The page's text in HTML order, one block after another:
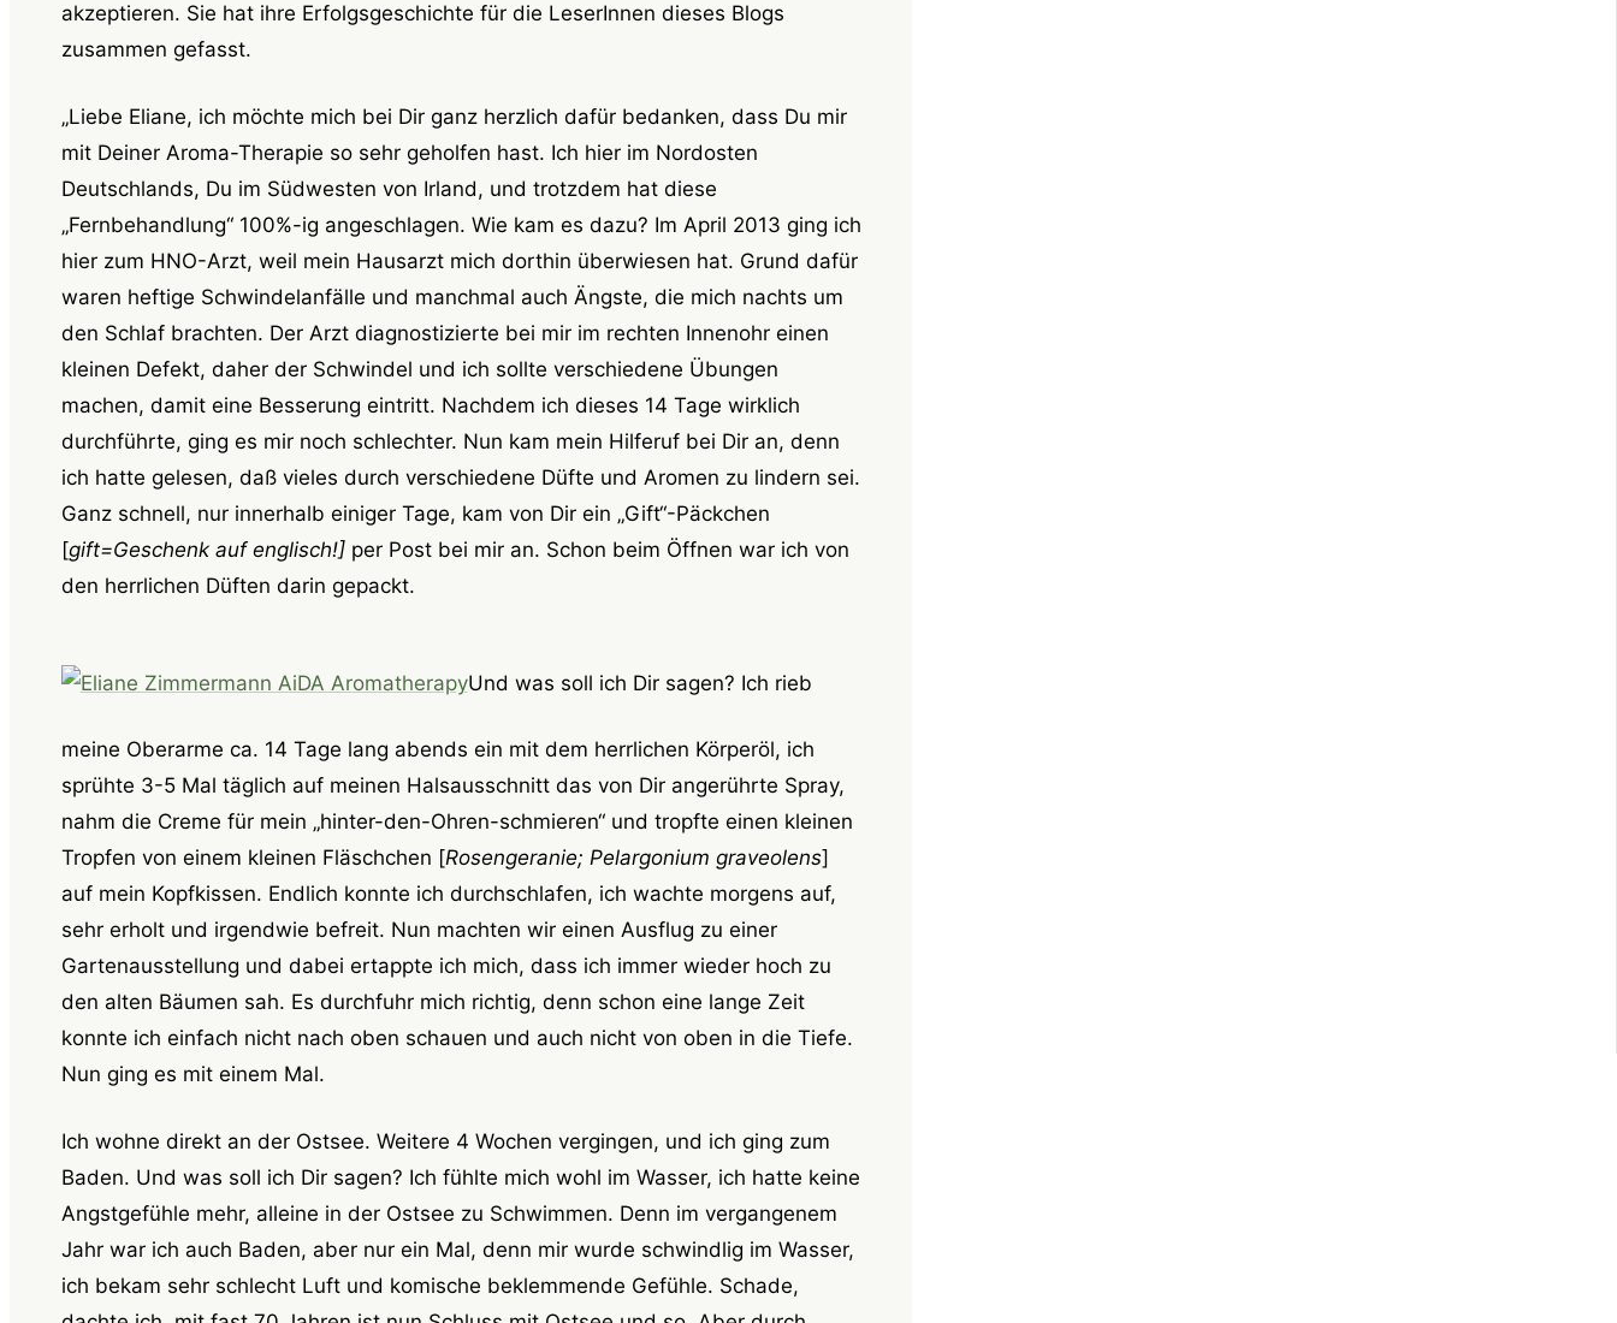
akzeptieren. Sie hat ihre Erfolgsgeschichte für die LeserInnen dieses Blogs
zusammen gefasst.
„Liebe Eliane, ich möchte mich bei Dir ganz herzlich dafür bedanken, dass Du mir
mit Deiner Aroma-Therapie so sehr geholfen hast. Ich hier im Nordosten
Deutschlands, Du im Südwesten von Irland, und trotzdem hat diese
„Fernbehandlung“ 100%-ig angeschlagen. Wie kam es dazu? Im April 2013 ging ich
hier zum HNO-Arzt, weil mein Hausarzt mich dorthin überwiesen hat. Grund dafür
waren heftige Schwindelanfälle und manchmal auch Ängste, die mich nachts um
den Schlaf brachten. Der Arzt diagnostizierte bei mir im rechten Innenohr einen
kleinen Defekt, daher der Schwindel und ich sollte verschiedene Übungen
machen, damit eine Besserung eintritt. Nachdem ich dieses 14 Tage wirklich
durchführte, ging es mir noch schlechter. Nun kam mein Hilferuf bei Dir an, denn
ich hatte gelesen, daß vieles durch verschiedene Düfte und Aromen zu lindern sei.
Ganz schnell, nur innerhalb einiger Tage, kam von Dir ein „Gift“-Päckchen
[gift=Geschenk auf englisch!]per Post bei mir an. Schon beim Öffnen war ich von
den herrlichen Düften darin gepackt.
Und was soll ich Dir sagen? Ich rieb
meine Oberarme ca. 14 Tage lang abends ein mit dem herrlichen Körperöl, ich
sprühte 3-5 Mal täglich auf meinen Halsausschnitt das von Dir angerührte Spray,
nahm die Creme für mein „hinter-den-Ohren-schmieren“ und tropfte einen kleinen
Tropfen von einem kleinen Fläschchen [Rosengeranie; Pelargonium graveolens]
auf mein Kopfkissen. Endlich konnte ich durchschlafen, ich wachte morgens auf,
sehr erholt und irgendwie befreit. Nun machten wir einen Ausflug zu einer
Gartenausstellung und dabei ertappte ich mich, dass ich immer wieder hoch zu
den alten Bäumen sah. Es durchfuhr mich richtig, denn schon eine lange Zeit
konnte ich einfach nicht nach oben schauen und auch nicht von oben in die Tiefe.
Nun ging es mit einem Mal.
Ich wohne direkt an der Ostsee. Weitere 4 Wochen vergingen, und ich ging zum
Baden. Und was soll ich Dir sagen? Ich fühlte mich wohl im Wasser, ich hatte keine
Angstgefühle mehr, alleine in der Ostsee zu Schwimmen. Denn im vergangenem
Jahr war ich auch Baden, aber nur ein Mal, denn mir wurde schwindlig im Wasser,
ich bekam sehr schlecht Luft und komische beklemmende Gefühle. Schade,